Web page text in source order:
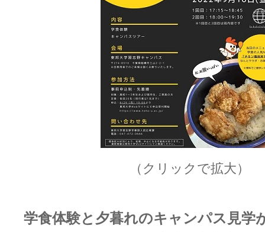
（クリックで拡大）
学食体験と夕暮れのキャンパス見学